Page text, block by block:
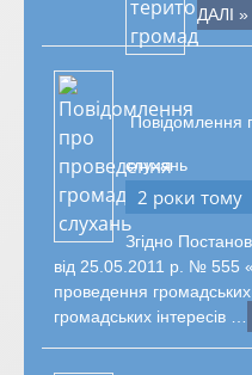
ДАЛІ »
Повідомлення
слухань
2 роки тому
Згідно
від 25.05.2011 р. № 555
проведення
громадських інтересів …